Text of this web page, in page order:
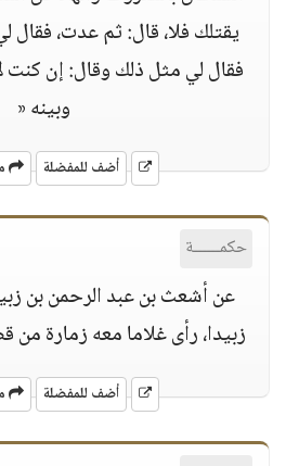
يقتلك فلا، قال: ثم عدت،
فقال لي مثل ذلك وقال: إن كنت
وبينه «
أضف للمفضلة
حكمــــــة
عن أشعث بن عبد الرحمن بن
زبيدا، رأى غلاما معه زمارة
أضف للمفضلة